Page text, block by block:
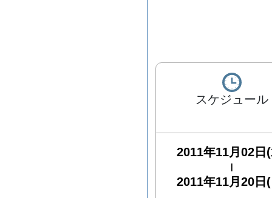
スケジュール
2011年11月02日
2011年11月20日